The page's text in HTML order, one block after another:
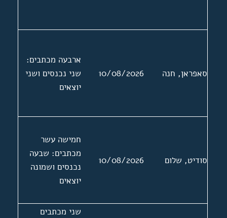
סאפראן, חנה 10/08/2026
ארבעה מכתבים:
שני נכנסים ושני
יוצאים
סודיט, שלום 10/08/2026
חמישה עשר
מכתבים: שבעה
נכנסים ושמונה
יוצאים
שני מכתבים